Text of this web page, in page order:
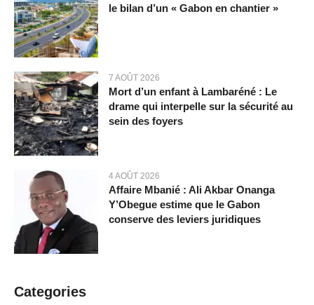
le bilan d’un « Gabon en chantier »
7 AOÛT 2026
Mort d’un enfant à Lambaréné : Le
drame qui interpelle sur la sécurité au
sein des foyers
4 AOÛT 2026
Affaire Mbanié : Ali Akbar Onanga
Y’Obegue estime que le Gabon
conserve des leviers juridiques
Categories